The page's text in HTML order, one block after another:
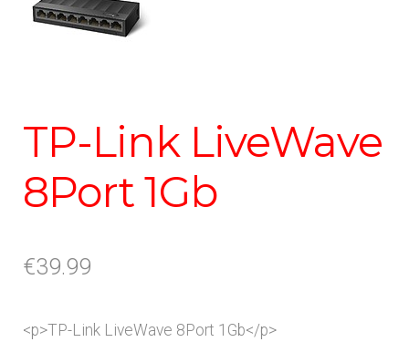
TP-Link LiveWave
8Port 1Gb
€39.99
<p>TP-Link LiveWave 8Port 1Gb</p>